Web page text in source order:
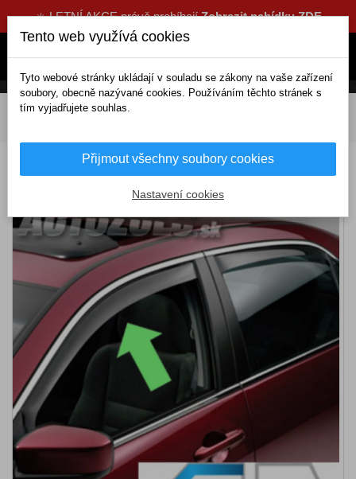
☀️ LETNÍ AKCE právě probíhajíZobrazit nabídku ZDE
DOMOV Exteriérové doplňky
Deflektory ALFA ROMEO 147 3D (od 2001)
Tento web využívá cookies
Tyto webové stránky ukládají v souladu se zákony na vaše zařízení
soubory, obecně nazývané cookies. Používáním těchto stránek s
tím vyjadřujete souhlas.
Přijmout všechny soubory cookies
Nastavení cookies